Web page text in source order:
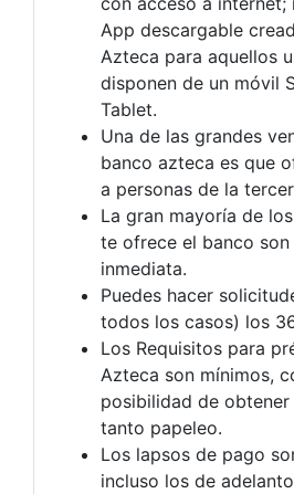
App descargable
Azteca para aquellos
disponen de un móvil
Tablet.
Una de las grandes
banco azteca es que
a personas de la
La gran mayoría de
te ofrece el banco
inmediata.
Puedes hacer
todos los casos) los
Los Requisitos para
Azteca son mínimos,
posibilidad de
tanto papeleo.
Los lapsos de pago
incluso los de